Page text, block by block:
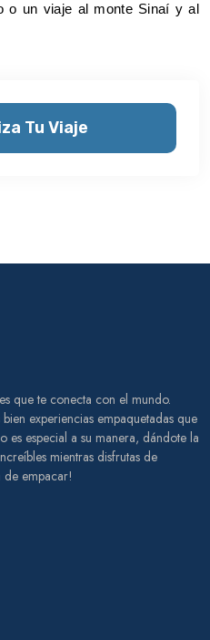
o un viaje al monte Sinaí y al
Tu Viaje
que te conecta con el mundo.
experiencias empaquetadas que
es especial a su manera, dándote la
mientras disfrutas de
de empacar!